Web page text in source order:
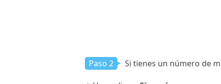
Paso 2 Si tienes un número de